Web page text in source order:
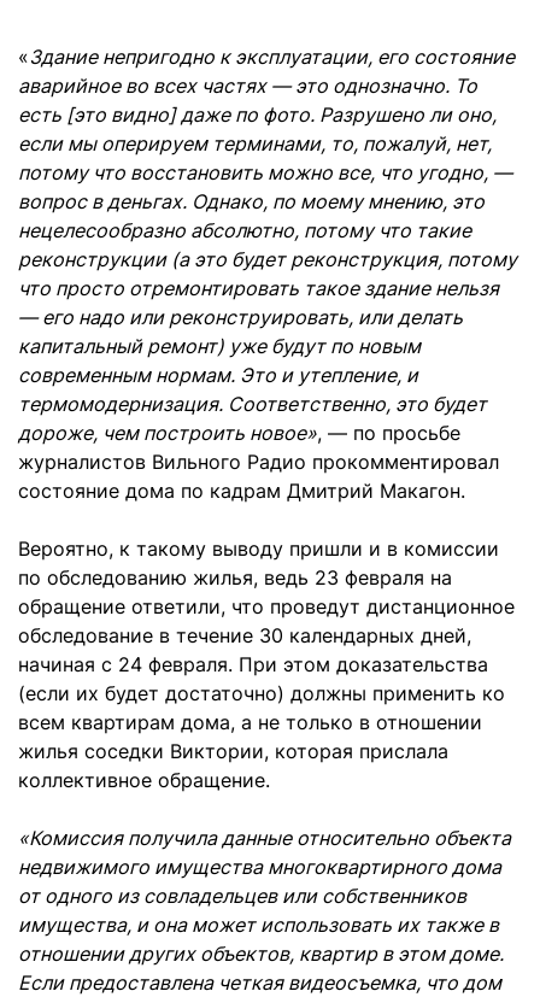
«Здание непригодно к эксплуатации, его состояние
аварийное во всех частях — это однозначно. То
есть [это видно] даже по фото. Разрушено ли оно,
если мы оперируем терминами, то, пожалуй, нет,
потому что восстановить можно все, что угодно, —
вопрос в деньгах. Однако, по моему мнению, это
нецелесообразно абсолютно, потому что такие
реконструкции (а это будет реконструкция, потому
что просто отремонтировать такое здание нельзя
— его надо или реконструировать, или делать
капитальный ремонт) уже будут по новым
современным нормам. Это и утепление, и
термомодернизация. Соответственно, это будет
дороже, чем построить новое», — по просьбе
журналистов Вильного Радио прокомментировал
состояние дома по кадрам Дмитрий Макагон.
Вероятно, к такому выводу пришли и в комиссии
по обследованию жилья, ведь 23 февраля на
обращение ответили, что проведут дистанционное
обследование в течение 30 календарных дней,
начиная с 24 февраля. При этом доказательства
(если их будет достаточно) должны применить ко
всем квартирам дома, а не только в отношении
жилья соседки Виктории, которая прислала
коллективное обращение.
«Комиссия получила данные относительно объекта
недвижимого имущества многоквартирного дома
от одного из совладельцев или собственников
имущества, и она может использовать их также в
отношении других объектов, квартир в этом доме.
Если предоставлена четкая видеосъемка, что дом